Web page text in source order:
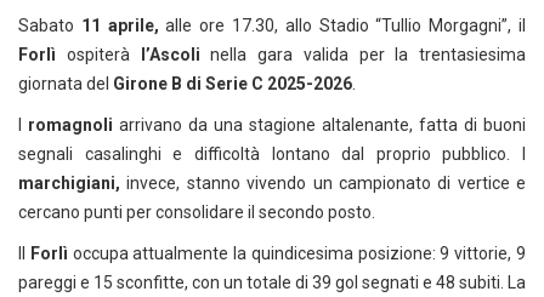
Sabato 11 aprile, alle ore 17.30, allo Stadio “Tullio Morgagni”, il
Forlì ospiterà l’Ascolinella gara valida per la trentasiesima
giornata del Girone B di Serie C 2025-2026
romagnoli arrivano da una stagione altalenante, fatta di buoni
segnali casalinghi e difficoltà lontano dal proprio pubblico. I
marchigiani, invece, stanno vivendo un campionato di vertice e
cercano punti per consolidare il secondo posto.
Forlì occupa attualmente la quindicesima posizione: 9 vittorie, 9
pareggi e 15 sconfitte, con un totale di 39 gol segnati e 48 subiti. La